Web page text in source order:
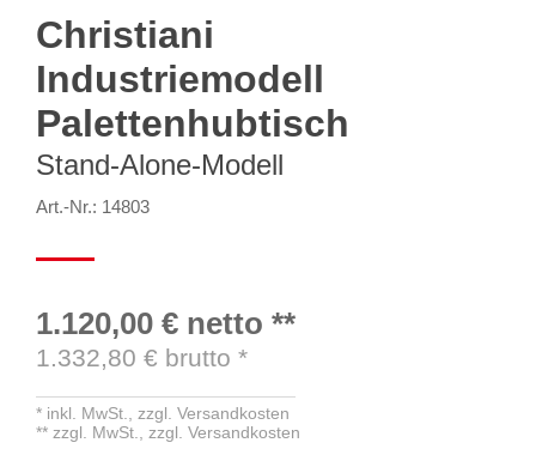
Christiani
Industriemodell
Palettenhubtisch
Stand-Alone-Modell
Art.-Nr.: 14803
1.120,00 € netto **
1.332,80 € brutto *
* inkl. MwSt., zzgl. Versandkosten
** zzgl. MwSt., zzgl. Versandkosten